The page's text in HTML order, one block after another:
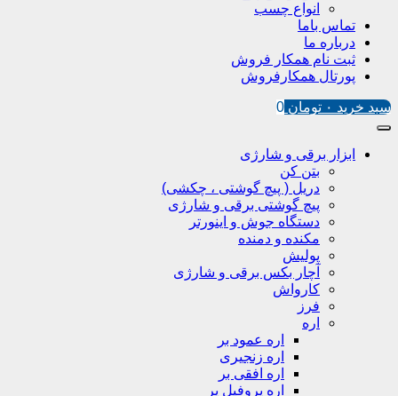
انواع چسب
تماس باما
درباره ما
ثبت نام همکار فروش
پورتال همکارفروش
سبد خرید ۰ تومان 0
ابزار برقی و شارژی
بتن کن
دریل ( پیچ گوشتی ، چکشی)
پیچ گوشتی برقی و شارژی
دستگاه جوش و اینورتر
مکنده و دمنده
پولیش
آچار بکس برقی و شارژی
کارواش
فرز
اره
اره عمود بر
اره زنجیری
اره افقی بر
اره پروفیل پر